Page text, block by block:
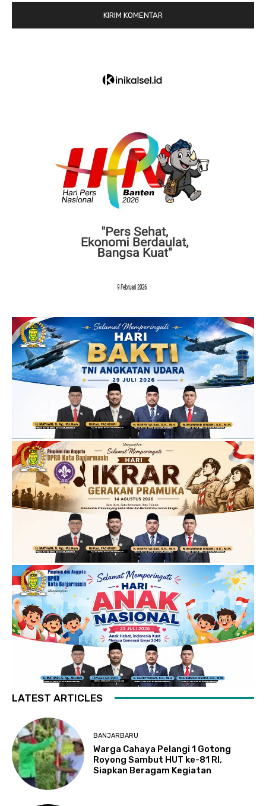
LATEST ARTICLES
BANJARBARU
Warga Cahaya Pelangi 1 Gotong
Royong Sambut HUT ke-81 RI,
Siapkan Beragam Kegiatan